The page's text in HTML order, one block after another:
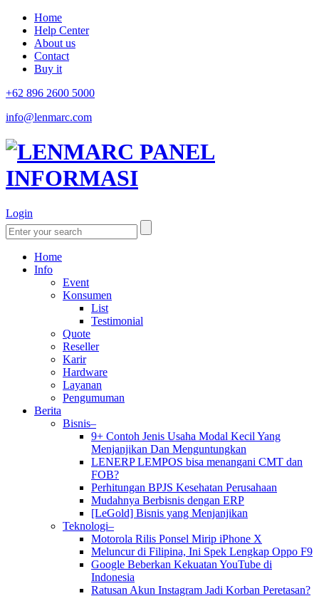
Home
Help Center
About us
Contact
Buy it
+62 896 2600 5000
info@lenmarc.com
Login
Home
Info
Event
Konsumen
List
Testimonial
Quote
Reseller
Karir
Hardware
Layanan
Pengumuman
Berita
Bisnis–
9+ Contoh Jenis Usaha Modal Kecil Yang
Menjanjikan Dan Menguntungkan
LENERP LEMPOS bisa menangani CMT dan
FOB?
Perhitungan BPJS Kesehatan Perusahaan
Mudahnya Berbisnis dengan ERP
[LeGold] Bisnis yang Menjanjikan
Teknologi–
Motorola Rilis Ponsel Mirip iPhone X
Meluncur di Filipina, Ini Spek Lengkap Oppo F9
Google Beberkan Kekuatan YouTube di
Indonesia
Ratusan Akun Instagram Jadi Korban Peretasan?